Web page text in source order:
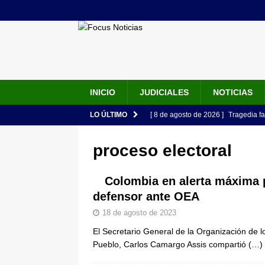
INICIO JUDICIALES NOTICIAS
LO ÚLTIMO [ 8 de agosto de 2026 ] Tragedia
[ 8 de agosto de 2026 ] Estos son
cargos y perfiles LO ÚLTIMO
[ 8 de agosto de 2026 ]
son los nombres conocidos
[ 8 de agosto de 2026 ] Estados
proceso electoral
Colombia en alerta
defensor ante OEA
18 de agosto de 2023
El Secretario General de la Organización de
Pueblo, Carlos Camargo Assis compartió (…)